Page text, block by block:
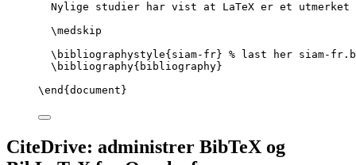
Nylige studier har vist at LaTeX er et utmerket
\medskip
\bibliographystyle{siam-fr} % last her siam-
\bibliography{bibliography}
\end { document }
CiteDrive: administrer BibTeX og